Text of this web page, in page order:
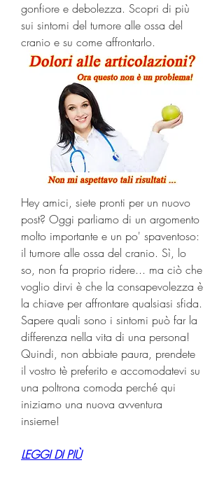
gonfiore e debolezza. Scopri di più
sui sintomi del tumore alle ossa del
cranio e su come affrontarlo.
Hey amici, siete pronti per un nuovo
post? Oggi parliamo di un argomento
molto importante e un po' spaventoso:
il tumore alle ossa del cranio. Sì, lo
so, non fa proprio ridere... ma ciò che
voglio dirvi è che la consapevolezza è
la chiave per affrontare qualsiasi sfida.
Sapere quali sono i sintomi può far la
differenza nella vita di una persona!
Quindi, non abbiate paura, prendete
il vostro tè preferito e accomodatevi su
una poltrona comoda perché qui
iniziamo una nuova avventura
insieme!
LEGGI DI PIÙ